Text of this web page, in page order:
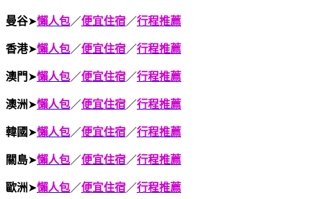
曼谷➤懶人包／便宜住宿／行程推薦
香港➤懶人包／便宜住宿／行程推薦
澳門 ➤懶人包／便宜住宿／行程推薦
澳洲 ➤懶人包／便宜住宿／行程推薦
韓國 ➤懶人包／便宜住宿／行程推薦
關島➤懶人包／便宜住宿／行程推薦
歐洲 ➤懶人包／便宜住宿／行程推薦